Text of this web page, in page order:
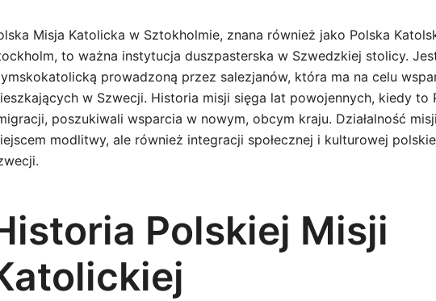
Misja Katolicka w Sztokholmie, znana również jako Polska
to ważna instytucja duszpasterska w Szwedzkiej stolicy.
prowadzoną przez salezjanów, która ma na celu
w Szwecji. Historia misji sięga lat powojennych, kiedy to
poszukiwali wsparcia w nowym, obcym kraju. Działalność
modlitwy, ale również integracji społecznej i kulturowej
Polskiej Misji